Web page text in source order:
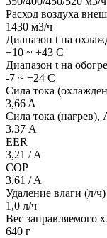
Расход воздуха
1430 м3/ч
Диапазон t на
+10 ~ +43 С
Диапазон t на
-7 ~ +24 С
Сила тока
3,66 A
Сила тока (нагрев),
3,37 А
EER
3,21 / A
COP
3,61 / A
Удаление влаги (л/ч)
1,0 л/ч
Вес заправляемого
640 г